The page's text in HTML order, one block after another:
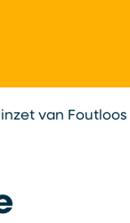
Onderzoek
van Foutloos